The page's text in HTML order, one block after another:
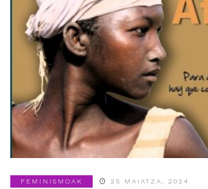
FEMINISMOAK 25 MAIATZA, 2024